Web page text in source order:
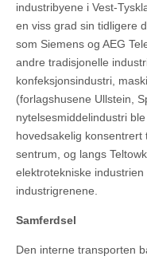
industribyene i Vest-
en viss grad sin tidligere
som Siemens og AEG
andre tradisjonelle
konfeksjonsindustri,
(forlagshusene Ullstein,
nytelsesmiddelindustri
hovedsakelig
sentrum, og langs
elektrotekniske
industrigrenene.
Samferdsel
Den interne transporten